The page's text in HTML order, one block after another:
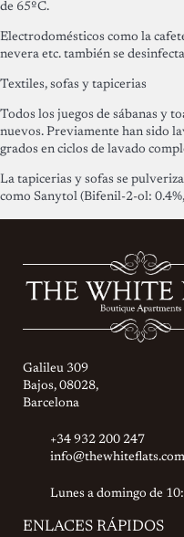
de 65ºC.
Electrodomésticos como la
nevera etc. también se
Textiles, sofas y tapicerias
Todos los juegos de sábanas y
nuevos. Previamente han sido
grados en ciclos de lavado
La tapicerias y sofas se
como Sanytol (Bifenil-2-ol:
Galileu 309
Bajos, 08028,
Barcelona
+34 932 200 247
info@thewhiteflats.com
Lunes a domingo de
ENLACES RÁPIDOS